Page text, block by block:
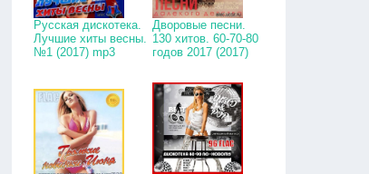
Русская дискотека.
Лучшие хиты весны.
№1 (2017) mp3
Дворовые песни.
130 хитов. 60-70-80
годов 2017 (2017)